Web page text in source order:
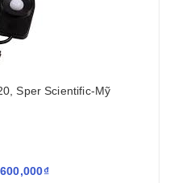
Sper Scientific-Mỹ